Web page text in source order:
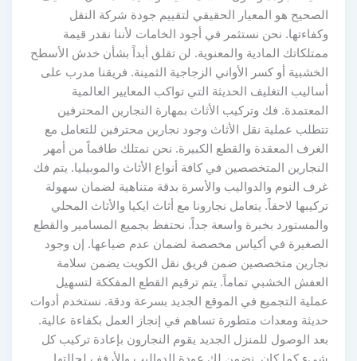
الصحيح هو المعيار الحقيقي لتقييم جودة شركة النقل
وكفاءتها. نحن نستثمر في أجود الخامات لأننا نقدر قيمة
ممتلكاتك المادية والمعنوية. لن تقلق أبداً بشأن خدش الأسطح
الخشبية أو كسر الأواني الزجاجية الثمينة. فريقنا مدرب على
أساليب التغليف الحديثة التي تواكب المعايير العالمية
المعتمدة. فك وتركيب الأثاث بمهارة النجارين المحترفين
تتطلب عملية نقل الأثاث وجود نجارين محترفين للتعامل مع
الغرف المعقدة والقطع الكبيرة. نحن نمتلك طاقماً من أمهر
النجارين المتخصصين في كافة أنواع الأثاث والموبيليا. يتم فك
غرف النوم والدواليب والأسرة بدقة متناهية لضمان سهولة
تركيبها لاحقاً. يتعامل نجارونا مع أثاث ايكيا والأثاث المحلي
والمستورد بخبرة واسعة جداً. نحتفظ بجميع المسامير والقطع
الصغيرة في أكياس مخصصة لضمان عدم ضياعها. إن وجود
نجارين متخصصين ضمن فريق نقل الكويت يضمن سلامة
العفش الخشبي تماماً. يتم ترقيم القطع المفككة لتسهيل
عملية التجميع في الموقع الجديد بسرعة ودقة. نستخدم أدوات
حديثة ومعدات متطورة تساهم في إنجاز العمل بكفاءة عالية.
بعد الوصول للمنزل الجديد يقوم النجارون بإعادة تركيب كل
شيء كما كان. نضمن لك عودة الدواليب والأرفف لحالتها